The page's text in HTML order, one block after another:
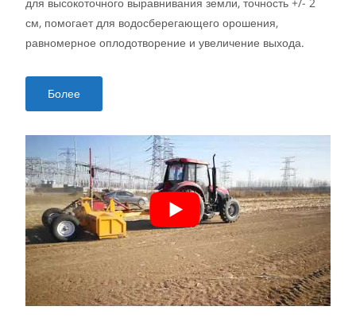
см, помогает для водосберегающего орошения,
равномерное оплодотворение и увеличение выхода.
Более